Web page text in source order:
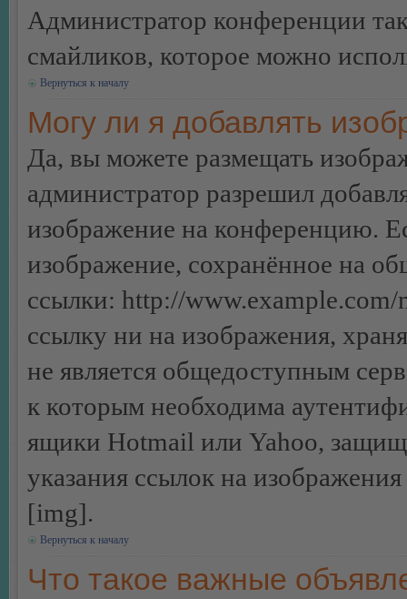
Администратор конференции
смайликов, которое можно
Вернуться к началу
Могу ли я добавлять
Да, вы можете размещать
администратор разрешил
изображение на конференцию.
изображение, сохранённое на
ссылки: http://
ссылку ни на изображения,
не является общедоступным
к которым необходима
ящики Hotmail или Yahoo,
указания ссылок на
[img].
Вернуться к началу
Что такое важные